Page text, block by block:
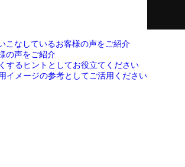
こなしているお客様の声をご紹介
の声をご紹介
するヒントとしてお役立てください
イメージの参考としてご活用ください